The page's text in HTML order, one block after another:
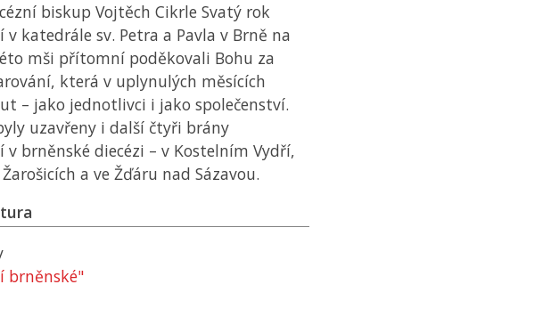
biskup Vojtěch Cikrle Svatý rok
katedrále sv. Petra a Pavla v Brně na
mši přítomní poděkovali Bohu za
která v uplynulých měsících
– jako jednotlivci i jako společenství.
uzavřeny i další čtyři brány
brněnské diecézi – v Kostelním Vydří,
a ve Žďáru nad Sázavou.
brněnské"